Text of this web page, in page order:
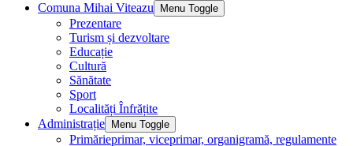
Comuna Mihai Viteazu Menu Toggle
Prezentare
Turism și dezvoltare
Educație
Cultură
Sănătate
Sport
Localități Înfrățite
Administrație
Menu Toggle
Primărieprimar, viceprimar, organigramă, regulamente